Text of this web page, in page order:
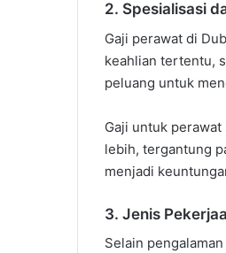
2. Spesialisasi
Gaji perawat di
keahlian tertentu,
peluang untuk
Gaji untuk perawat
lebih, tergantung
menjadi
3. Jenis
Selain